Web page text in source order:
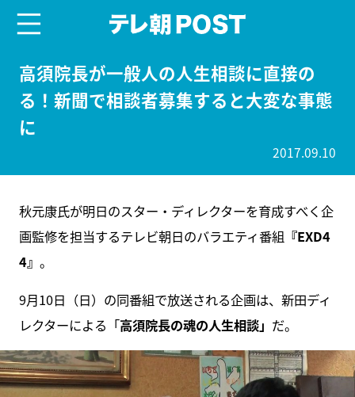
高須院長が一般人の人生相談に直接の
る！新聞で相談者募集すると大変な事態
に
2017.09.10
秋元康氏が明日のスター・ディレクターを育成すべく企
画監修を担当するテレビ朝日のバラエティ番組 『EXD4
4』 。
9月10日（日）の同番組で放送される企画は、新田ディ
レクターによる「高須院長の魂の人生相談」 だ。